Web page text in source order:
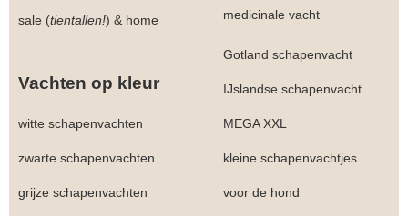
sale (tientallen!) & home medicinale vacht
Gotland schapenvacht
Vachten op kleur IJslandse schapenvacht
witte schapenvachten MEGA XXL
zwarte schapenvachten kleine schapenvachtjes
grijze schapenvachten voor de hond